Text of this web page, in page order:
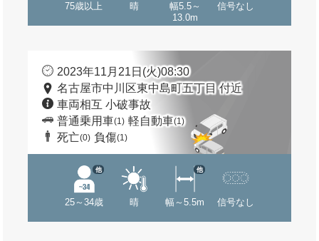
75歳以上 晴
幅5.5～
13.0m
信号なし
2023年11月21日(火)08:30
名古屋市中川区東中島町五丁目 付近
車両相互 小破事故
普通乗用車(1) 軽自動車(1)
死亡(0) 負傷(1)
25～34歳
他
晴 幅～5.5m
他
信号なし